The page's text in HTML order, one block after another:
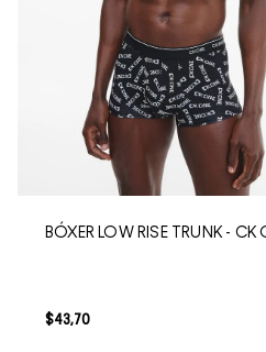
BÓXER LOW RISE TRUNK - CK
$43,70